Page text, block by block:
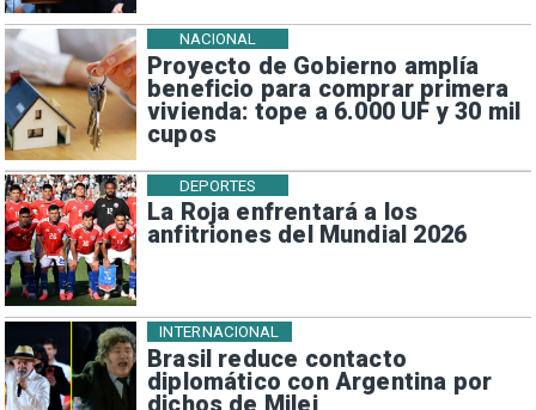
Proyecto de Gobierno amplía
beneficio para comprar primera
vivienda: tope a 6.000 UF y 30 mil
cupos
NACIONAL
La Roja enfrentará a los
anfitriones del Mundial 2026
DEPORTES
Brasil reduce contacto
diplomático con Argentina por
dichos de Milei
INTERNACIONAL